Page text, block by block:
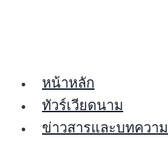
หน้าหลัก
ทัวร์เวียดนาม
ข่าวสารและบทความ